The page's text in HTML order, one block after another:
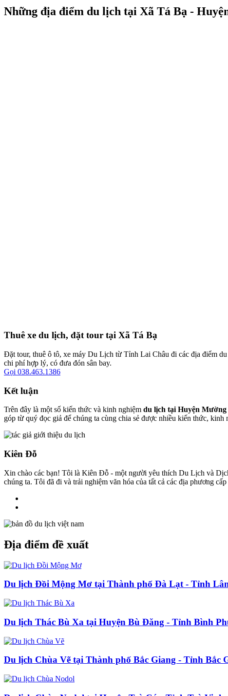
Những địa điểm du lịch tại Xã Tá Bạ -
Thuê xe du lịch, đặt tour tại Xã Tá Bạ
Đặt tour, thuê ô tô, xe máy Du Lịch từ Tỉnh Lai Châu đi các địa điểm
chi phí hợp lý, có đưa đón sân bay.
Gọi 038.463.1386
Kết luận
Trên đây là một số kiến thức và kinh nghiệm du lịch tại Huyện Mường
góp từ quý đọc giả để chúng ta cùng chia sẻ được nhiều kiến thức, kinh
Kiên Đỗ
Xin chào các bạn! Tôi là Kiên Đỗ - một người yêu thích Du Lịch và
chúng ta. Tôi đã đi và trải nghiệm văn hóa của tất cả các địa phương
Địa điểm đề xuất
Du lịch Đồi Mộng Mơ tại Thành phố Đà Lạt - Tỉnh
Du lịch Thác Bù Xa tại Huyện Bù Đăng - Tỉnh Bình
Du lịch Chùa Vẽ tại Thành phố Bắc Giang - Tỉnh Bắc